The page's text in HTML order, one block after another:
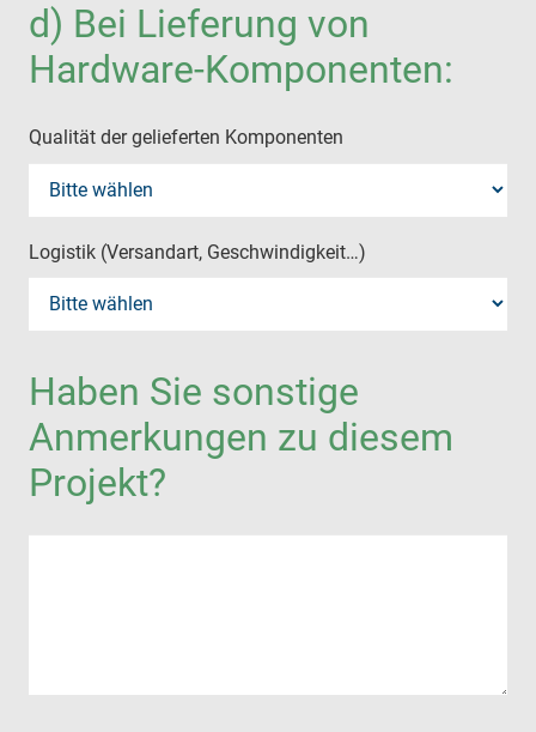
d) Bei Lieferung von
Hardware-Komponenten:
Qualität der gelieferten Komponenten
Logistik (Versandart, Geschwindigkeit…)
Haben Sie sonstige
Anmerkungen zu diesem
Projekt?